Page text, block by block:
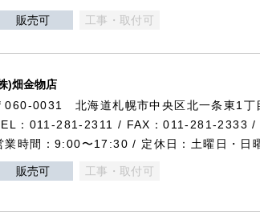
販売可 工事・取付可
)畑金物店
060-0031 北海道札幌市中央区北一条東1丁
：011-281-2311 / FAX：011-281-2333 /
業時間：9:00〜17:30 / 定休日：土曜日・日
販売可 工事・取付可